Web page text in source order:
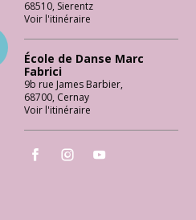
68510, Sierentz
Voir l'itinéraire
École de Danse Marc
Fabrici
9b rue James Barbier,
68700, Cernay
Voir l'itinéraire
École de Danse Marc Fabrici
École de Danse Marc Fabrici
École de Danse